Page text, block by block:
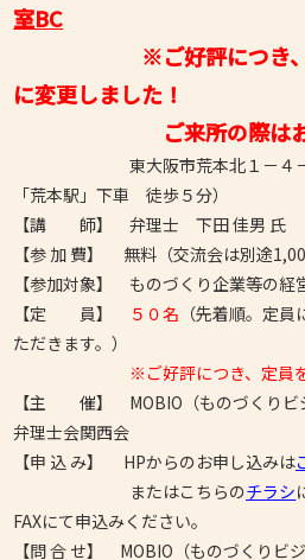
室BC
※ご好評につき、会
に変更しました！
ご来所の際はお気を
東大阪市荒本北１－４－１
「荒本駅」下車 徒歩５分）
【講 師】 弁理士 下田 佳男 氏
【参 加 費】 無料（交流会は別途
【参加対象】 ものづくり企業等の経
【定 員】
５０名 （先着順。定
ただきます。）
※ご好評につき、定員
【主 催】 MOBIO（ものづくりビ
弁理士会関西会
【申 込 み】 HPからのお申し込みは
またはこちらのチラシ
FAXにて申込みください。
【問 合 せ】 MOBIO（ものづくり